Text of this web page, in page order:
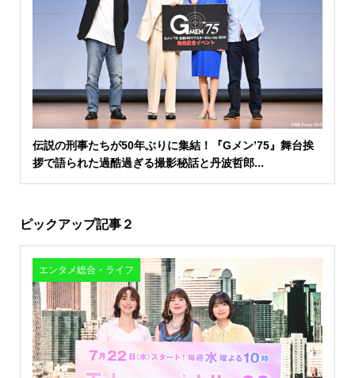
伝説の刑事たちが50年ぶりに集結！『Gメン’75』舞台挨
拶で語られた過酷過ぎる撮影秘話と丹波哲郎...
ピックアップ記事２
エンタメ総合・ライフ